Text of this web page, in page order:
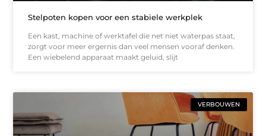
Stelpoten kopen voor een stabiele werkplek
Een kast, machine of werktafel die net niet waterpas staat,
zorgt voor meer ergernis dan veel mensen vooraf denken.
Een wiebelend apparaat maakt geluid, slijt
VERBOUWEN